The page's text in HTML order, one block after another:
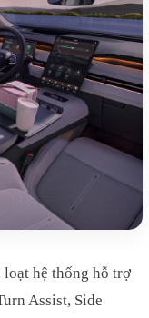
loạt hệ thống hỗ trợ
Assist, Side